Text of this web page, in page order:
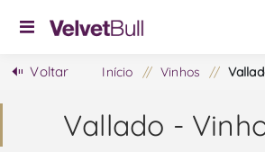
Voltar Início / Vinhos /
Vallado -